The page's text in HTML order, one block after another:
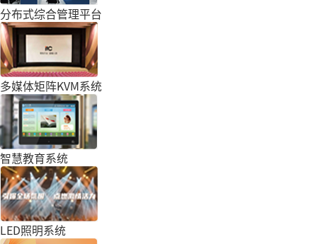
分布式综合管理平台
多媒体矩阵KVM系统
智慧教育系统
LED照明系统